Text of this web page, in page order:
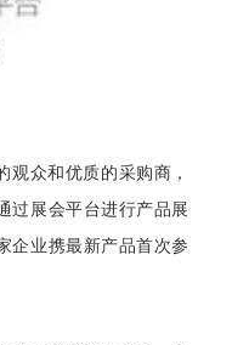
观众和优质的采购商，
过展会平台进行产品展
企业携最新产品首次参